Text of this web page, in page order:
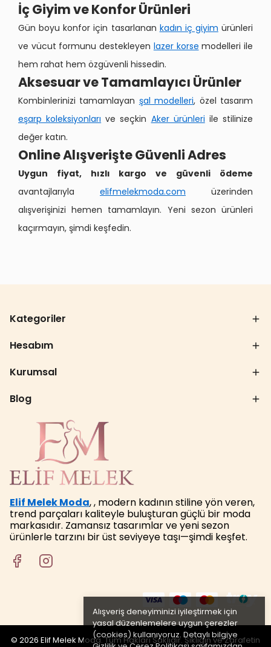
Alışveriş deneyiminizi iyileştirmek için
yasal düzenlemelere uygun çerezler
(cookies) kullanıyoruz. Detaylı bilgiye
İç Giyim ve Konfor Ürünleri
Gün boyu konfor için tasarlanan kadın iç giyim ürünleri
ve vücut formunu destekleyen lazer korse modelleri ile
hem rahat hem özgüvenli hissedin.
Aksesuar ve Tamamlayıcı Ürünler
Kombinlerinizi tamamlayan şal modelleri, özel tasarım
eşarp koleksiyonları ve seçkin Aker ürünleri ile stilinize
değer katın.
Online Alışverişte Güvenli Adres
Uygun fiyat, hızlı kargo ve güvenli ödeme
avantajlarıyla elifmelekmoda.com üzerinden
alışverişinizi hemen tamamlayın. Yeni sezon ürünleri
kaçırmayın, şimdi keşfedin.
Kategoriler
Hesabım
Kurumsal
Blog
Elif Melek Moda, , modern kadının stiline yön veren,
trend parçaları kaliteyle buluşturan güçlü bir moda
markasıdır. Zamansız tasarımlar ve yeni sezon
ürünlerle tarzını bir üst seviyeye taşı—şimdi keşfet.
© 2026 Elif Melek Moda. Tüm Hakları Saklıdır. Şıklığın ve Zarafetin